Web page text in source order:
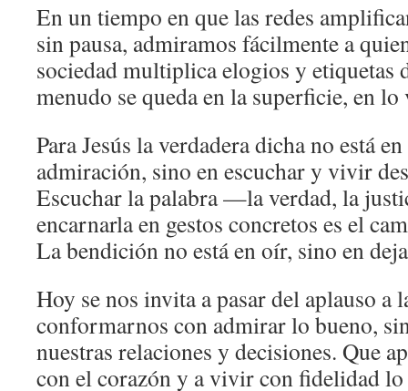
En un tiempo en que las redes
sin pausa, admiramos fácilmente a
sociedad multiplica elogios y etiquetas
menudo se queda en la superficie, en
Para Jesús la verdadera dicha no está
admiración, sino en escuchar y vivir
Escuchar la palabra —la verdad, la
encarnarla en gestos concretos es el
La bendición no está en oír, sino en
Hoy se nos invita a pasar del aplauso a
conformarnos con admirar lo bueno,
nuestras relaciones y decisiones. Que
con el corazón y a vivir con fidelidad lo